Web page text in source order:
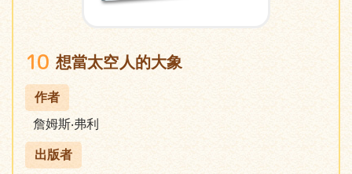
10 想當太空人的大象
作者
詹姆斯‧弗利
出版者